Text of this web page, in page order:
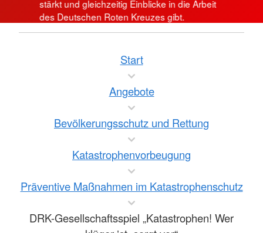
stärkt und gleichzeitig Einblicke in die Arbeit
des Deutschen Roten Kreuzes gibt.
Start
Angebote
Bevölkerungsschutz und Rettung
Katastrophenvorbeugung
Präventive Maßnahmen im Katastrophenschutz
DRK-Gesellschaftsspiel „Katastrophen! Wer